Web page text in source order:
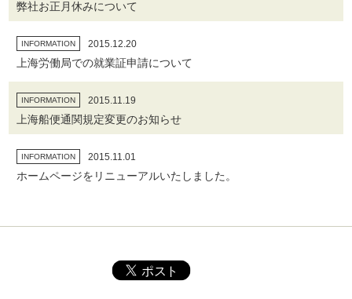
弊社お正月休みについて
INFORMATION 2015.12.20
上海労働局での就業証申請について
INFORMATION 2015.11.19
上海船便通関規定変更のお知らせ
INFORMATION 2015.11.01
ホームページをリニューアルいたしました。